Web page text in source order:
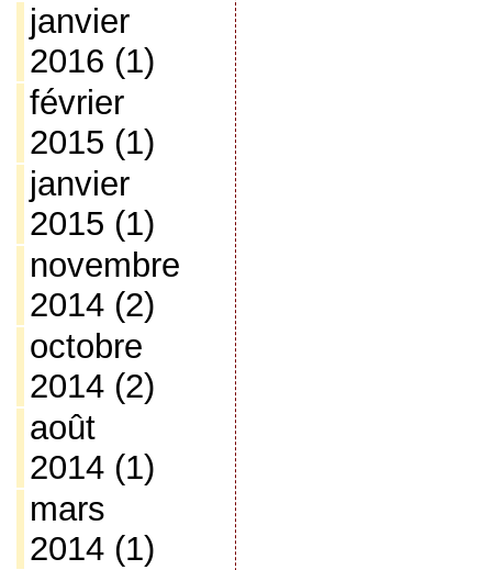
janvier
2016 (1)
février
2015 (1)
janvier
2015 (1)
novembre
2014(2)
octobre
2014(2)
août
2014(1)
mars
2014(1)